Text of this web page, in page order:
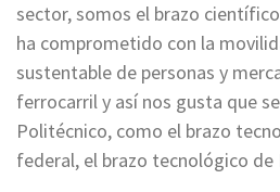
sector, somos el brazo
ha comprometido con la
sustentable de personas y
ferrocarril y así nos gusta que
Politécnico, como el brazo
federal, el brazo tecnológico de